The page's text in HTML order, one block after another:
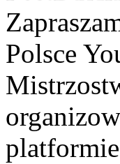
Polsce